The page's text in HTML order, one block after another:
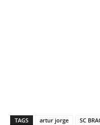
TAGS artur jorge SC